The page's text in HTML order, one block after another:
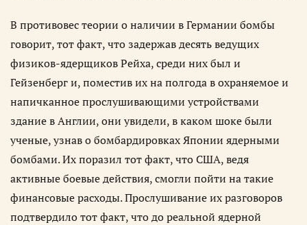
В противовес теории о наличии в Германии бомбы
говорит, тот факт, что задержав десять ведущих
физиков-ядерщиков Рейха, среди них был и
Гейзенберг и, поместив их на полгода в охраняемое и
напичканное прослушивающими устройствами
здание в Англии, они увидели, в каком шоке были
ученые, узнав о бомбардировках Японии ядерными
бомбами. Их поразил тот факт, что США, ведя
активные боевые действия, смогли пойти на такие
финансовые расходы. Прослушивание их разговоров
подтвердило тот факт, что до реальной ядерной